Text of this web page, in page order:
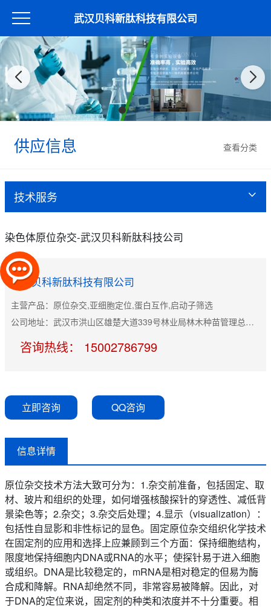
武汉贝科新肽科技有限公司
查看分类
供应信息
技术服务
染色体原位杂交-武汉贝科新肽科技公司
武汉贝科新肽科技有限公司
主营产品：原位杂交,亚细胞定位,蛋白互作,启动子筛选
公司地址：武汉市洪山区雄楚大道339号林业局林木种苗管理总站科技楼6楼606
咨询热线： 15002786799
立即咨询 QQ咨询
信息详情
原位杂交技术方法大致可分为：1.杂交前准备，包括固定、取
材、玻片和组织的处理，如何增强核酸探针的穿透性、减低背
景染色等；2.杂交；3.杂交后处理；4.显示（visualization）：
包括性自显影和非性标记的显色。固定原位杂交组织化学技术
在固定剂的应用和选择上应兼顾到三个方面：保持细胞结构，
限度地保持细胞内DNA或RNA的水平；使探针易于进入细胞
或组织。DNA是比较稳定的，mRNA是相对稳定的但易为酶
合成和降解。RNA却绝然不同，非常容易被降解。因此，对
于DNA的定位来说，固定剂的种类和浓度并不十分重要。相